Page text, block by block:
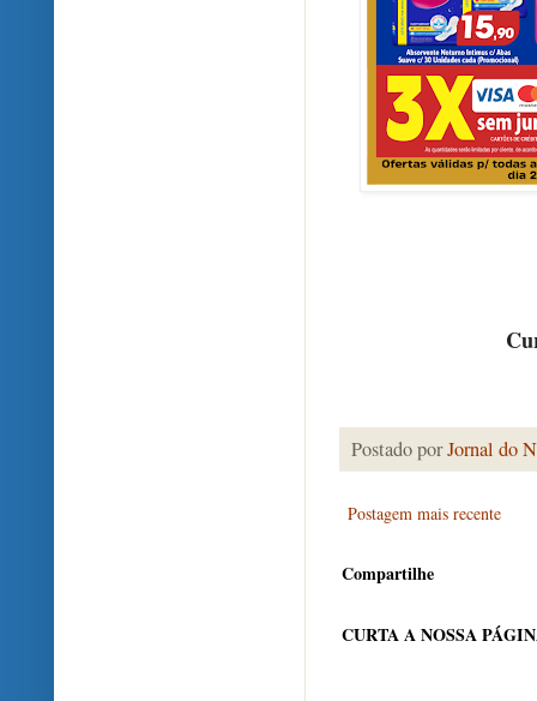
Postado porJornal do
Postagem mais recente
Compartilhe
CURTA A NOSSA